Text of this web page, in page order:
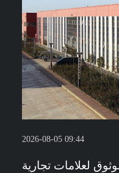
2026-08-05 09:44
لعلامات تجارية